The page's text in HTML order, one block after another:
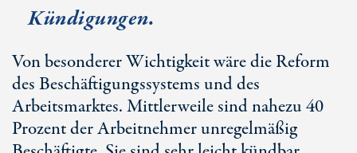
Kündigungen.
Von besonderer Wichtigkeit wäre die Reform
des Beschäftigungssystems und des
Arbeitsmarktes. Mittlerweile sind nahezu 40
Prozent der Arbeitnehmer unregelmäßig